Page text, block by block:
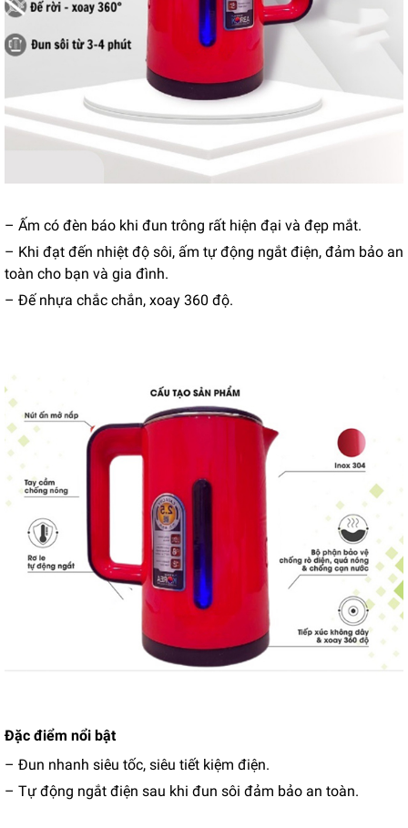
– Ấm có đèn báo khi đun trông rất hiện đại và đẹp mắt.
– Khi đạt đến nhiệt độ sôi, ấm tự động ngắt điện, đảm bảo an
toàn cho bạn và gia đình.
– Đế nhựa chắc chắn, xoay 360 độ.
Đặc điểm nổi bật
– Đun nhanh siêu tốc, siêu tiết kiệm điện.
– Tự động ngắt điện sau khi đun sôi đảm bảo an toàn.